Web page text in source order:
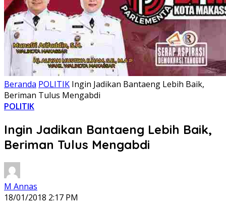
Beranda POLITIK Ingin Jadikan Bantaeng Lebih Baik,
Beriman Tulus Mengabdi
POLITIK
Ingin Jadikan Bantaeng Lebih Baik,
Beriman Tulus Mengabdi
M Annas
18/01/2018 2:17 PM